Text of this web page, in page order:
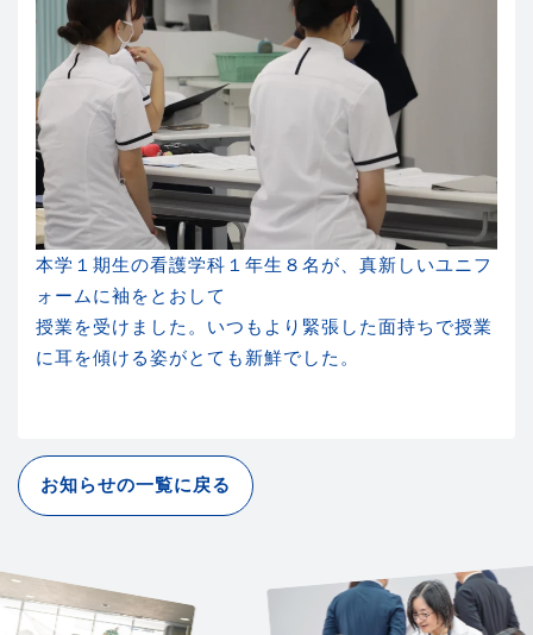
本学１期生の看護学科１年生８名が、真新しいユニフ
ォームに袖をとおして
授業を受けました。いつもより緊張した面持ちで授業
に耳を傾ける姿がとても新鮮でした。
お知らせの一覧に戻る